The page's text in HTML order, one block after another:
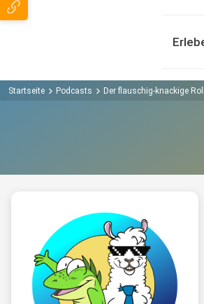
Startseite Podcasts Der flauschig-knackige